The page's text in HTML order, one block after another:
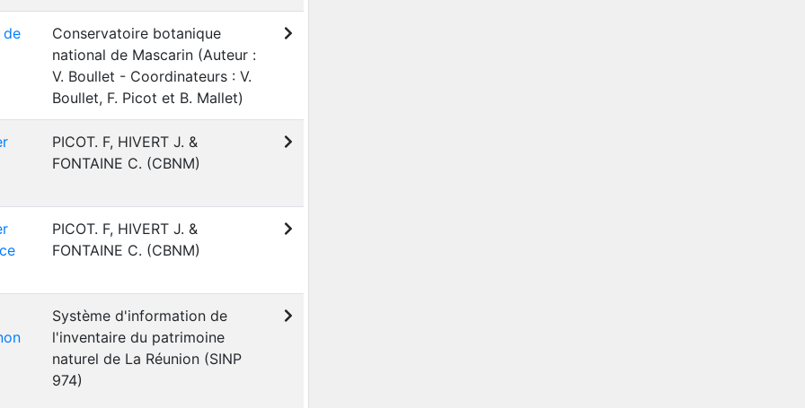
de
Conservatoire botanique
national de Mascarin (Auteur :
V. Boullet - Coordinateurs : V.
Boullet, F. Picot et B. Mallet)
PICOT. F, HIVERT J. &
FONTAINE C. (CBNM)
PICOT. F, HIVERT J. &
FONTAINE C. (CBNM)
Système d'information de
l'inventaire du patrimoine
naturel de La Réunion (SINP
974)